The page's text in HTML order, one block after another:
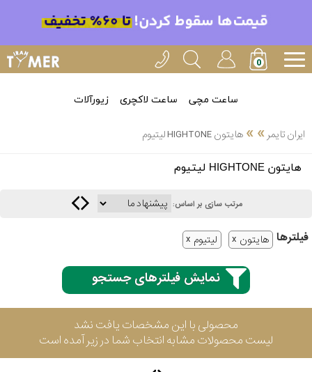
ساعت مچی ساعت لاکچری زیورآلات
ایران تایمر »
» هایتون HIGHTONE لیتیوم
هایتون HIGHTONE لیتیوم
مرتب سازی بر اساس:
فیلتر‌ها هایتون لیتیوم
نمایش فیلترهای جستجو
محصولی با این مشخصات یافت نشد
لیست محصولات مشابه انتخاب شما در زیر آمده است
انتخاب
بین 3
3
پی
باتری